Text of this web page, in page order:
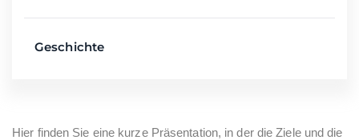
Hier finden Sie eine kurze Präsentation, in der die Ziele und die
Geschichte